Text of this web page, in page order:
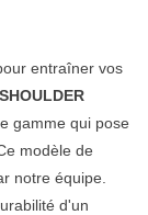
entraîner vos
SHOULDER
gamme qui pose
modèle de
notre équipe.
d'un